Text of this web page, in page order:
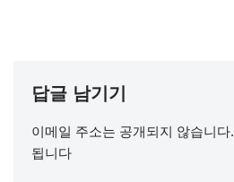
답글 남기기
이메일 주소는 공개되지 않습니다.
됩니다